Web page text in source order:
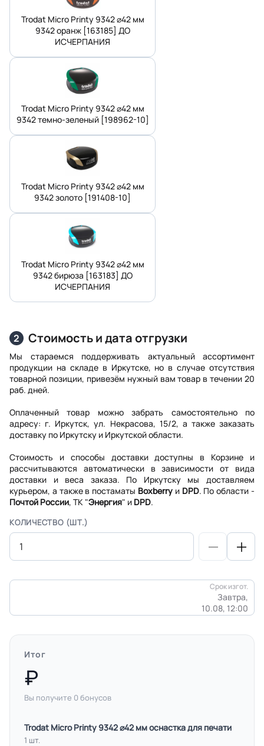
Trodat Micro Printy 9342 ⌀42 мм
9342 оранж [163185] ДО
ИСЧЕРПАНИЯ
Trodat Micro Printy 9342 ⌀42 мм
9342 темно-зеленый [198962-10]
Trodat Micro Printy 9342 ⌀42 мм
9342 золото [191408-10]
Trodat Micro Printy 9342 ⌀42 мм
9342 бирюза [163183] ДО
ИСЧЕРПАНИЯ
2 Стоимость и дата отгрузки
Мы стараемся поддерживать актуальный ассортимент
продукции на складе в Иркутске, но в случае отсутствия
товарной позиции, привезём нужный вам товар в течении 20
раб. дней.
Оплаченный товар можно забрать самостоятельно по
адресу: г. Иркутск, ул. Некрасова, 15/2, а также заказать
доставку по Иркутску и Иркутской области.
Стоимость и способы доставки доступны в Корзине и
рассчитываются автоматически в зависимости от вида
доставки и веса заказа. По Иркутску мы доставляем
курьером, а также в постаматы Boxberry и DPD. По области -
Почтой России, ТК "Энергия" и DPD.
КОЛИЧЕСТВО (ШТ.)
Срок изгот.
Завтра,
10.08, 12:00
Итог
Вы получите 0 бонусов
Trodat Micro Printy 9342 ⌀42 мм оснастка для печати
1 шт.